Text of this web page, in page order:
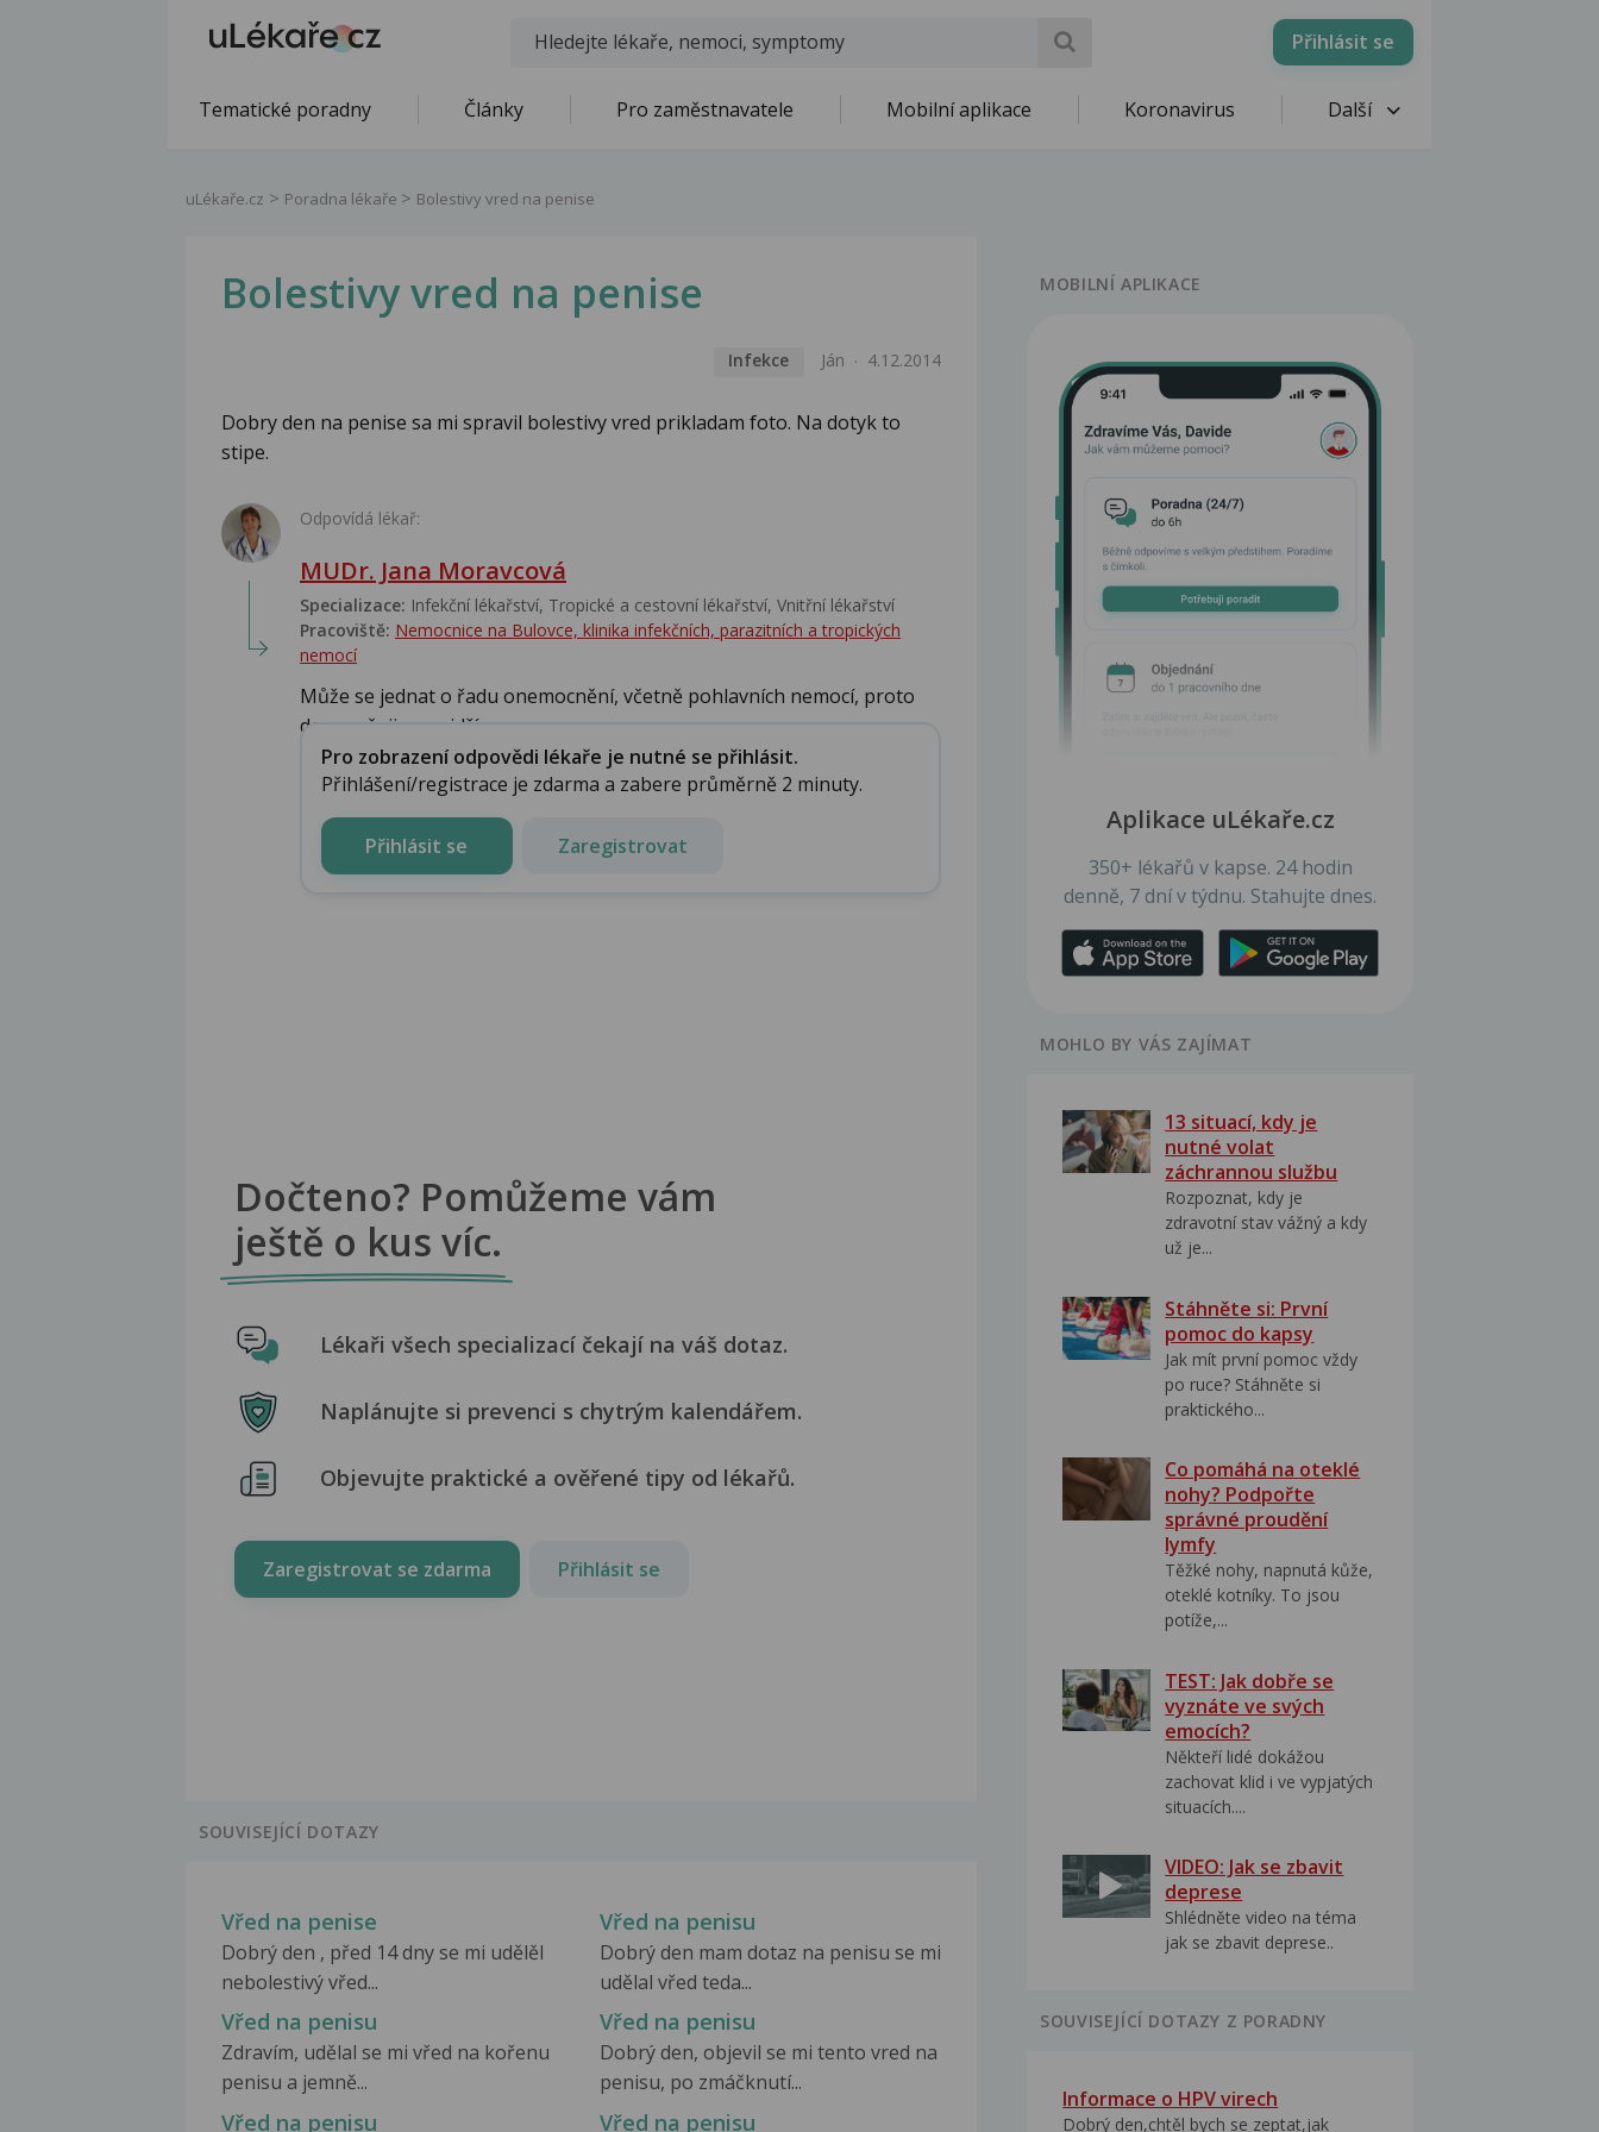
Přihlásit se
Tematické poradny Články Pro zaměstnavatele Mobilní aplikace Koronavirus Další
uLékaře.cz Poradna lékaře Bolestivy vred na penise
Bolestivy vred na penise
Infekce Ján 4.12.2014
Dobry den na penise sa mi spravil bolestivy vred prikladam foto. Na dotyk to
stipe.
Odpovídá lékař:
MUDr. Jana Moravcová
Specializace: Infekční lékařství‎, Tropické a cestovní lékařství‎, Vnitřní lékařství
Pracoviště: Nemocnice na Bulovce, klinika infekčních, parazitních a tropických
nemocí
Může se jednat o řadu onemocnění, včetně pohlavních nemocí, proto
doporučuji co nejdříve...
Pro zobrazení odpovědi lékaře je nutné se přihlásit.
Přihlášení/registrace je zdarma a zabere průměrně 2 minuty.
Přihlásit se Zaregistrovat
Dočteno? Pomůžeme vám
ještě o kus víc.
Lékaři všech specializací čekají na váš dotaz.
Naplánujte si prevenci s chytrým kalendářem.
Objevujte praktické a ověřené tipy od lékařů.
Zaregistrovat se zdarma Přihlásit se
SOUVISEJÍCÍ DOTAZY
Vřed na penise
Dobrý den , před 14 dny se mi udělěl
nebolestivý vřed...
Vřed na penisu
Dobrý den mam dotaz na penisu se mi
udělal vřed teda...
Vřed na penisu
Zdravím, udělal se mi vřed na kořenu
penisu a jemně...
Vřed na penisu
Dobrý den, objevil se mi tento vred na
penisu, po zmáčknutí...
Vřed na penisu Vřed na penisu
MOBILNÍ APLIKACE
Aplikace uLékaře.cz
350+ lékařů v kapse. 24 hodin
denně, 7 dní v týdnu. Stahujte dnes.
MOHLO BY VÁS ZAJÍMAT
13 situací, kdy je
nutné volat
záchrannou službu
Rozpoznat, kdy je
zdravotní stav vážný a kdy
už je...
Stáhněte si: První
pomoc do kapsy
Jak mít první pomoc vždy
po ruce? Stáhněte si
praktického...
Co pomáhá na oteklé
nohy? Podpořte
správné proudění
lymfy
Těžké nohy, napnutá kůže,
oteklé kotníky. To jsou
potíže,...
TEST: Jak dobře se
vyznáte ve svých
emocích?
Někteří lidé dokážou
zachovat klid i ve vypjatých
situacích....
VIDEO: Jak se zbavit
deprese
Shlédněte video na téma
jak se zbavit deprese..
SOUVISEJÍCÍ DOTAZY Z PORADNY
Informace o HPV virech
Dobrý den,chtěl bych se zeptat,jak